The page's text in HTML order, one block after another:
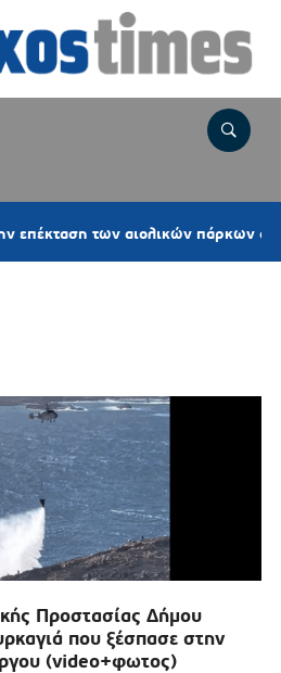
των αιολικών πάρκων στη Νάξο–
Προστασίας Δήμου
που ξέσπασε στην
(video+φωτος)